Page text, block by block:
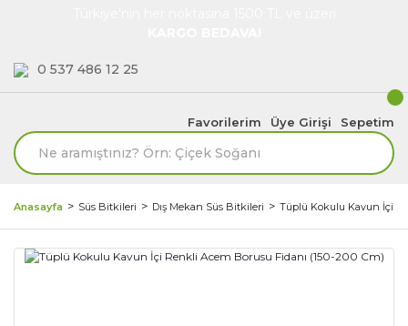
0 537 486 12 25
Favorilerim Üye Girişi Sepetim
Anasayfa Süs Bitkileri Dış Mekan Süs Bitkileri Tüplü Kokulu Kavun İçi